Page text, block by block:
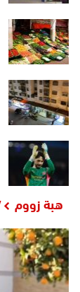
هبة زووم TV